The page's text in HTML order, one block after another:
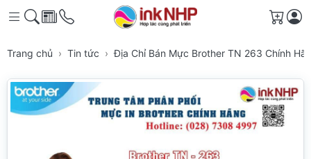
Giỏ
Trang chủ Tin tức Địa Chỉ Bán Mực Brother TN 263 Chính